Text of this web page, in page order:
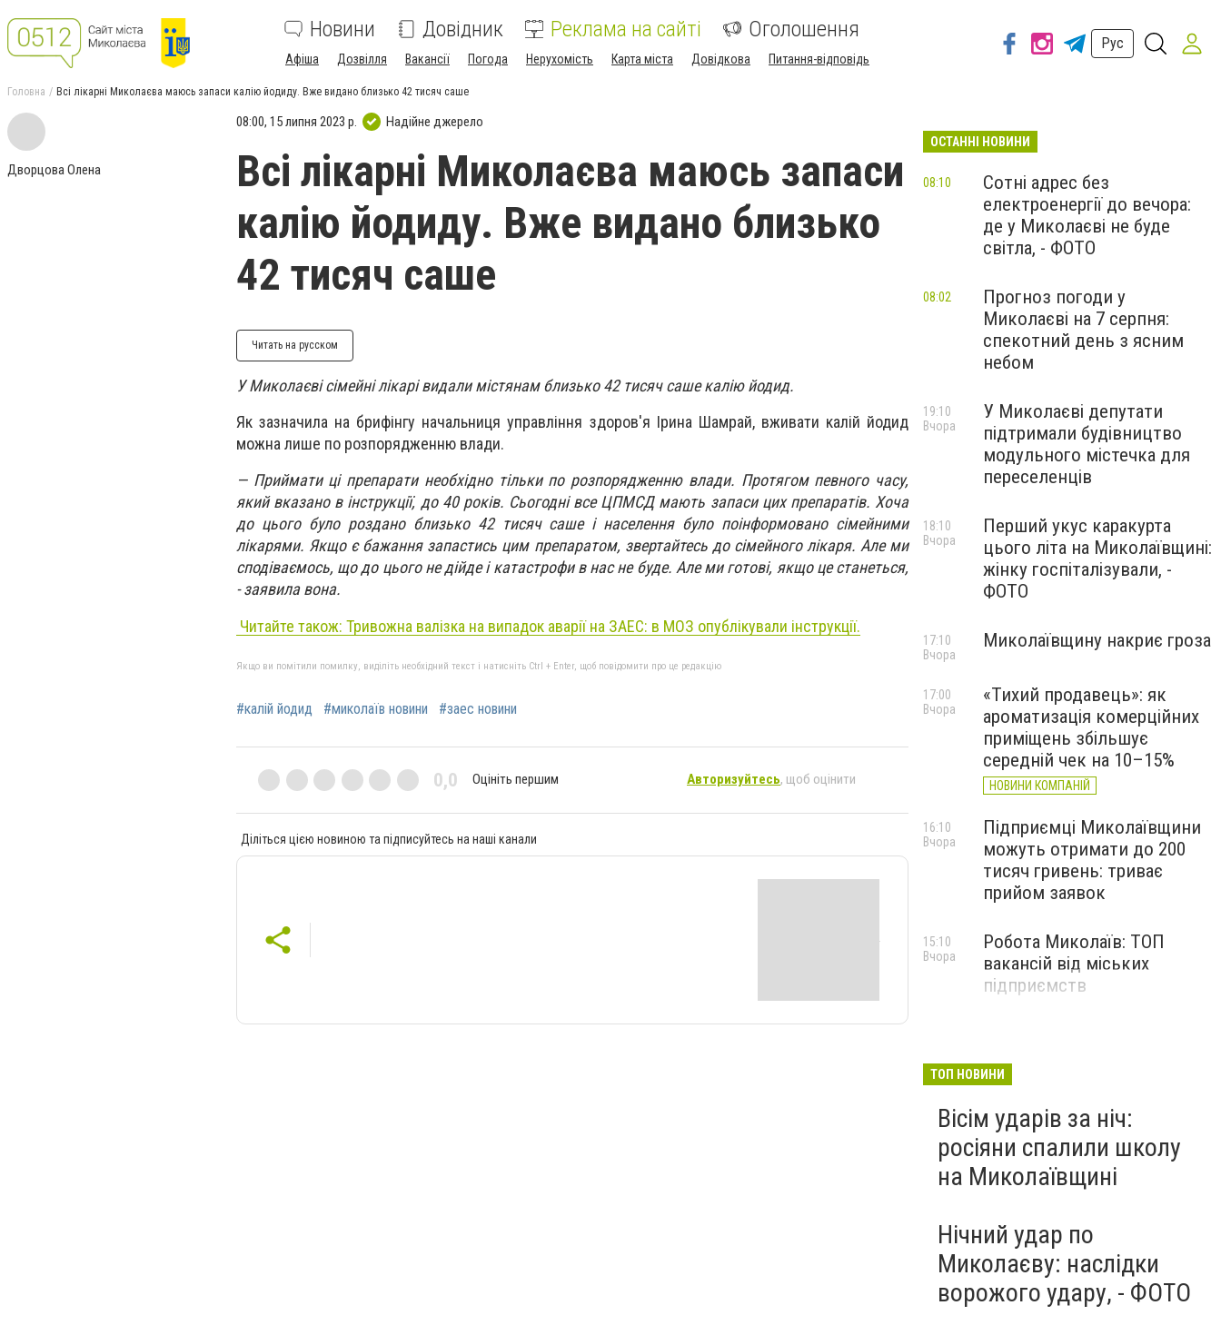
Новини Довідник Реклама на сайті Оголошення
Афіша Дозвілля Вакансії Погода Нерухомість Карта міста Довідкова Питання-відповідь
Рус
Головна Всі лікарні Миколаєва маюсь запаси калію йодиду. Вже видано близько 42 тисяч саше
Дворцова Олена
08:00, 15 липня 2023 р. Надійне джерело
Всі лікарні Миколаєва маюсь запаси
калію йодиду. Вже видано близько
42 тисяч саше
Читать на русском
У Миколаєві сімейні лікарі видали містянам близько 42 тисяч саше калію йодид.
Як зазначила на брифінгу начальниця управління здоров'я Ірина Шамрай, вживати калій йодид
можна лише по розпорядженню влади.
— Приймати ці препарати необхідно тільки по розпорядженню влади. Протягом певного часу,
який вказано в інструкції, до 40 років. Сьогодні все ЦПМСД мають запаси цих препаратів. Хоча
до цього було роздано близько 42 тисяч саше і населення було поінформовано сімейними
лікарями. Якщо є бажання запастись цим препаратом, звертайтесь до сімейного лікаря. Але ми
сподіваємось, що до цього не дійде і катастрофи в нас не буде. Але ми готові, якщо це станеться,
- заявила вона.
Читайте також: Тривожна валізка на випадок аварії на ЗАЕС: в МОЗ опублікували інструкції.
Якщо ви помітили помилку, виділіть необхідний текст і натисніть Ctrl + Enter, щоб повідомити про це редакцію
#калій йодид #миколаїв новини #заес новини
0,0 Оцініть першим Авторизуйтесь, щоб оцінити
Діліться цією новиною та підписуйтесь на наші канали
ОСТАННІ НОВИНИ
Сотні адрес без
електроенергії до вечора:
де у Миколаєві не буде
світла, - ФОТО
08:10
Прогноз погоди у
Миколаєві на 7 серпня:
спекотний день з ясним
небом
08:02
У Миколаєві депутати
підтримали будівництво
модульного містечка для
переселенців
19:10
Вчора
Перший укус каракурта
цього літа на Миколаївщині:
жінку госпіталізували, -
ФОТО
18:10
Вчора
Миколаївщину накриє гроза
17:10
Вчора
«Тихий продавець»: як
ароматизація комерційних
приміщень збільшує
середній чек на 10–15%
НОВИНИ КОМПАНІЙ
17:00
Вчора
Підприємці Миколаївщини
можуть отримати до 200
тисяч гривень: триває
прийом заявок
16:10
Вчора
Робота Миколаїв: ТОП
вакансій від міських
підприємств
15:10
Вчора
ТОП НОВИНИ
Вісім ударів за ніч:
росіяни спалили школу
на Миколаївщині
Нічний удар по
Миколаєву: наслідки
ворожого удару, - ФОТО